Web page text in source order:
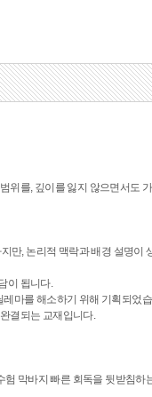
위를, 깊이를 잃지 않으면서도
만, 논리적 맥락과 배경 설명이
이 됩니다.
레마를 해소하기 위해 기획되었
결되는 교재입니다.
막바지 빠른 회독을 뒷받침하